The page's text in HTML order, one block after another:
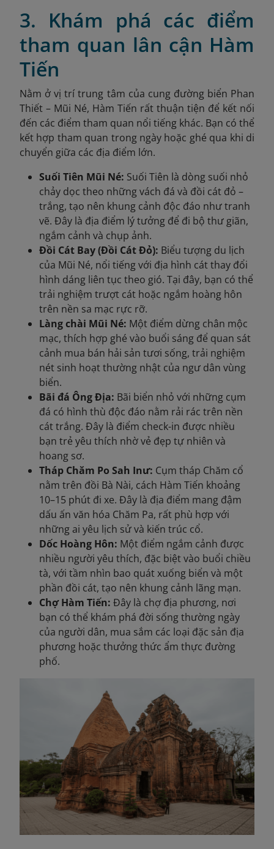
3. Khám phá các điểm
tham quan lân cận Hàm
Tiến
Nằm ở vị trí trung tâm của cung đường biển Phan
Thiết – Mũi Né, Hàm Tiến rất thuận tiện để kết nối
đến các điểm tham quan nổi tiếng khác. Bạn có thể
kết hợp tham quan trong ngày hoặc ghé qua khi di
chuyển giữa các địa điểm lớn.
Suối Tiên Mũi Né: Suối Tiên là dòng suối nhỏ
chảy dọc theo những vách đá và đồi cát đỏ –
trắng, tạo nên khung cảnh độc đáo như tranh
vẽ. Đây là địa điểm lý tưởng để đi bộ thư giãn,
ngắm cảnh và chụp ảnh.
Đồi Cát Bay (Đồi Cát Đỏ): Biểu tượng du lịch
của Mũi Né, nổi tiếng với địa hình cát thay đổi
hình dáng liên tục theo gió. Tại đây, bạn có thể
trải nghiệm trượt cát hoặc ngắm hoàng hôn
trên nền sa mạc rực rỡ.
Làng chài Mũi Né: Một điểm dừng chân mộc
mạc, thích hợp ghé vào buổi sáng để quan sát
cảnh mua bán hải sản tươi sống, trải nghiệm
nét sinh hoạt thường nhật của ngư dân vùng
biển.
Bãi đá Ông Địa: Bãi biển nhỏ với những cụm
đá có hình thù độc đáo nằm rải rác trên nền
cát trắng. Đây là điểm check-in được nhiều
bạn trẻ yêu thích nhờ vẻ đẹp tự nhiên và
hoang sơ.
Tháp Chăm Po Sah Inư: Cụm tháp Chăm cổ
nằm trên đồi Bà Nài, cách Hàm Tiến khoảng
10–15 phút đi xe. Đây là địa điểm mang đậm
dấu ấn văn hóa Chăm Pa, rất phù hợp với
những ai yêu lịch sử và kiến trúc cổ.
Dốc Hoàng Hôn: Một điểm ngắm cảnh được
nhiều người yêu thích, đặc biệt vào buổi chiều
tà, với tầm nhìn bao quát xuống biển và một
phần đồi cát, tạo nên khung cảnh lãng mạn.
Chợ Hàm Tiến: Đây là chợ địa phương, nơi
bạn có thể khám phá đời sống thường ngày
của người dân, mua sắm các loại đặc sản địa
phương hoặc thưởng thức ẩm thực đường
phố.